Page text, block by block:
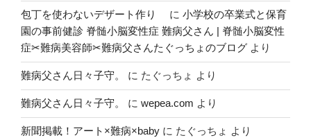
包丁を使わないデザート作り に 小学校の卒業式と保育
園の事前健診 脊髄小脳変性症 難病父さん | 脊髄小脳変性
症✂︎難病美容師✂︎難病父さんたぐっちょのブログ より
難病父さん日々子守。 に たぐっちょ より
難病父さん日々子守。 に wepea.com より
新聞掲載！アート×難病×baby に たぐっちょ より